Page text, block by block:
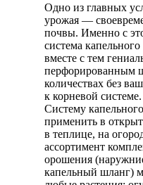
Одно из главных
урожая —
почвы. Именно с
система
вместе с тем
перфорированным
количествах без
к корневой системе.
Систему
применить в
в теплице, на
ассортимент
орошения
капельный шланг)